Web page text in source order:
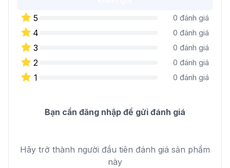
5
0 đánh giá
4 0 đánh giá
3 0 đánh giá
2 0 đánh giá
1 0 đánh giá
Bạn cần đăng nhập để gửi đánh giá
Hãy trở thành người đầu tiên đánh giá sản phẩm
này